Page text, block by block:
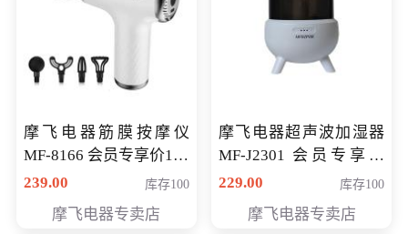
摩飞电器筋膜按摩仪
MF-8166 会员专享价168
元
239.00 库存100
摩飞电器专卖店
摩飞电器超声波加湿器
MF-J2301 会员专享价
168元
229.00 库存100
摩飞电器专卖店